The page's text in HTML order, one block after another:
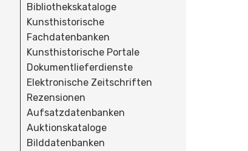
Bibliothekskataloge
Kunsthistorische
Fachdatenbanken
Kunsthistorische Portale
Dokumentlieferdienste
Elektronische Zeitschriften
Rezensionen
Aufsatzdatenbanken
Auktionskataloge
Bilddatenbanken